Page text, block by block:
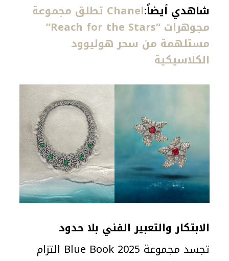
شاهدي أيضاً:
Chanel تطلق مجموعة
مجوهرات “Reach for the Stars”
مستلهمة من سحر هوليوود
الكلاسيكية
الابتكار والتعبير الفني بلا حدود
تجسد مجموعة Blue Book 2025 التزام